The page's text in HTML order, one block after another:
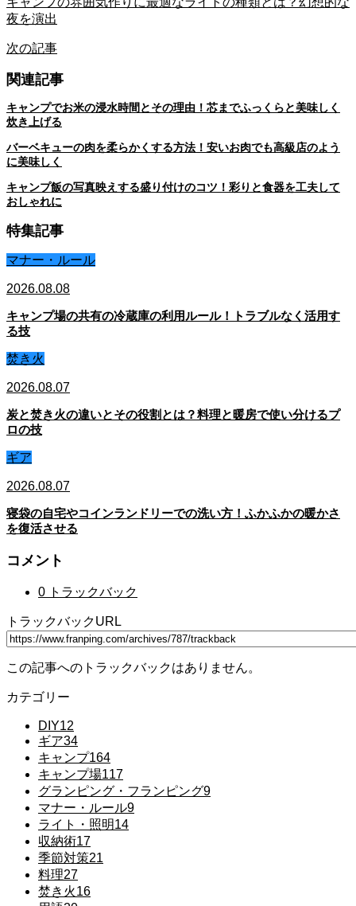
夜を演出
次の記事
関連記事
キャンプでお米の浸水時間とその理由！芯までふっくらと美味しく
炊き上げる
バーベキューの肉を柔らかくする方法！安いお肉でも高級店のよう
に美味しく
キャンプ飯の写真映えする盛り付けのコツ！彩りと食器を工夫して
おしゃれに
特集記事
マナー・ルール
2026.08.08
キャンプ場の共有の冷蔵庫の利用ルール！トラブルなく活用す
る技
焚き火
2026.08.07
炭と焚き火の違いとその役割とは？料理と暖房で使い分けるプ
ロの技
ギア
2026.08.07
寝袋の自宅やコインランドリーでの洗い方！ふかふかの暖かさ
を復活させる
コメント
0 トラックバック
トラックバックURL
この記事へのトラックバックはありません。
カテゴリー
DIY12
ギア34
キャンプ164
キャンプ場117
グランピング・フランピング9
マナー・ルール9
ライト・照明14
収納術17
季節対策21
料理27
焚き火16